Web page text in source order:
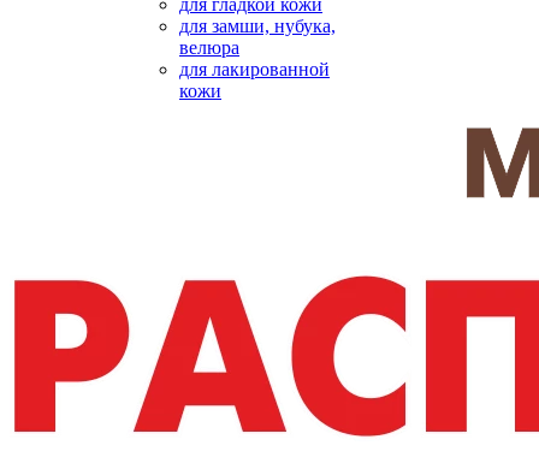
для гладкой кожи
для замши, нубука,
велюра
для лакированной
кожи